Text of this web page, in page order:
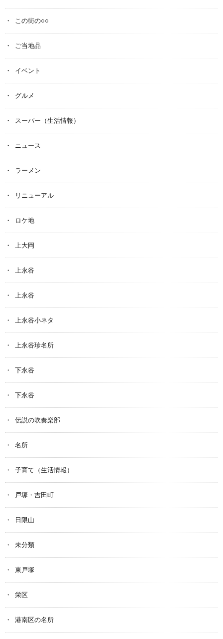
この街の○○
ご当地品
イベント
グルメ
スーパー（生活情報）
ニュース
ラーメン
リニューアル
ロケ地
上大岡
上永谷
上永谷
上永谷小ネタ
上永谷珍名所
下永谷
下永谷
伝説の吹奏楽部
名所
子育て（生活情報）
戸塚・吉田町
日限山
未分類
東戸塚
栄区
港南区の名所